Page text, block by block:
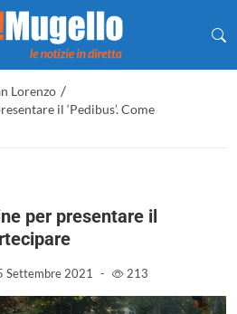
Lorenzo /
il ‘Pedibus’. Come
per presentare il
Settembre 2021 - 213